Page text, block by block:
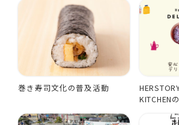
巻き寿司文化の普及活動
KITCHEN